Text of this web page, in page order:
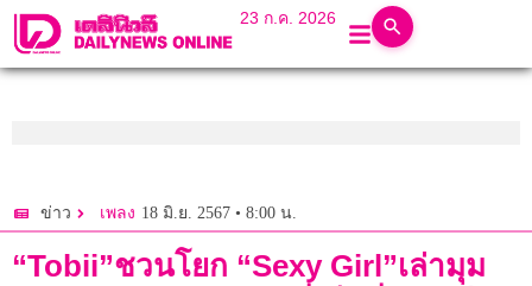
23 ก.ค. 2026
ข่าว เพลง 18 มิ.ย. 2567 • 8:00 น.
“Tobii”ชวนโยก “Sexy Girl”เล่ามุม